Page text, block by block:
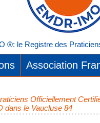
®: le Registre des
Association
Officiellement
dans le Vaucluse 84